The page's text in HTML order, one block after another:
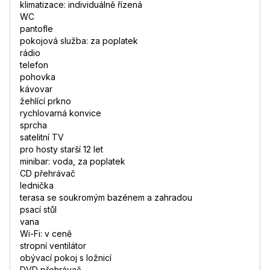
klimatizace: individuálně řízená
WC
pantofle
pokojová služba: za poplatek
rádio
telefon
pohovka
kávovar
žehlící prkno
rychlovarná konvice
sprcha
satelitní TV
pro hosty starší 12 let
minibar: voda, za poplatek
CD přehrávač
lednička
terasa se soukromým bazénem a zahradou
psací stůl
vana
Wi-Fi: v ceně
stropní ventilátor
obývací pokoj s ložnicí